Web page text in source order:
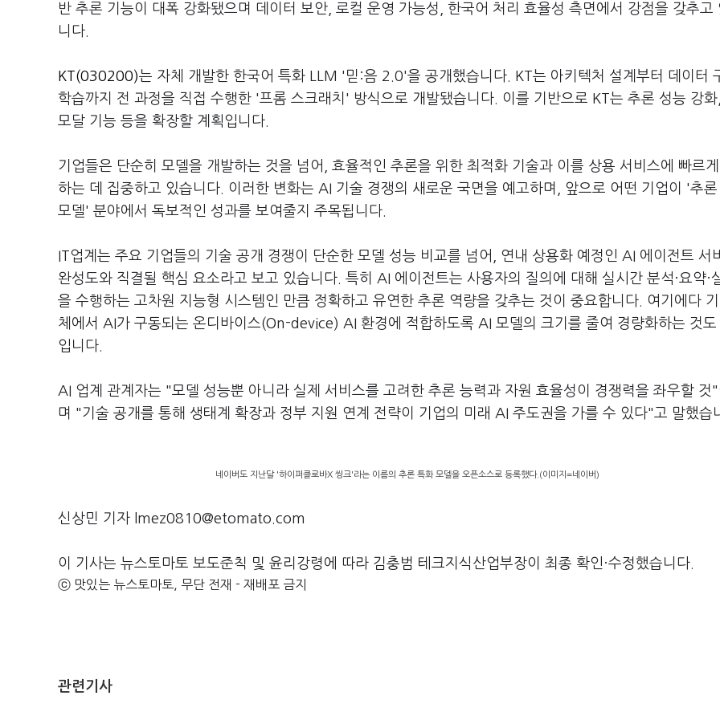
반 추론 기능이 대폭 강화됐으며 데이터 보안, 로컬 운영 가능성, 한국어 처리 효율성 측면에서 강점을 갖추고
니다.
KT(030200)는 자체 개발한 한국어 특화 LLM '믿:음 2.0'을 공개했습니다. KT는 아키텍처 설계부터 데이터
학습까지 전 과정을 직접 수행한 '프롬 스크래치' 방식으로 개발됐습니다. 이를 기반으로 KT는 추론 성능 강
모달 기능 등을 확장할 계획입니다.
기업들은 단순히 모델을 개발하는 것을 넘어, 효율적인 추론을 위한 최적화 기술과 이를 상용 서비스에 빠르
하는 데 집중하고 있습니다. 이러한 변화는 AI 기술 경쟁의 새로운 국면을 예고하며, 앞으로 어떤 기업이 '추
모델' 분야에서 독보적인 성과를 보여줄지 주목됩니다.
IT업계는 주요 기업들의 기술 공개 경쟁이 단순한 모델 성능 비교를 넘어, 연내 상용화 예정인 AI 에이전트 서
완성도와 직결될 핵심 요소라고 보고 있습니다. 특히 AI 에이전트는 사용자의 질의에 대해 실시간 분석·요약·
을 수행하는 고차원 지능형 시스템인 만큼 정확하고 유연한 추론 역량을 갖추는 것이 중요합니다. 여기에다
체에서 AI가 구동되는 온디바이스(On-device) AI 환경에 적합하도록 AI 모델의 크기를 줄여 경량화하는 것도
입니다.
AI 업계 관계자는 "모델 성능뿐 아니라 실제 서비스를 고려한 추론 능력과 자원 효율성이 경쟁력을 좌우할 것
며 "기술 공개를 통해 생태계 확장과 정부 지원 연계 전략이 기업의 미래 AI 주도권을 가를 수 있다"고 말했습
네이버도 지난달 '하이퍼클로바X 씽크'라는 이름의 추론 특화 모델을 오픈소스로 등록했다.(이미지=네이버)
신상민 기자 lmez0810@etomato.com
이 기사는 뉴스토마토 보도준칙 및 윤리강령에 따라 김충범 테크지식산업부장이 최종 확인·수정했습니다.
ⓒ 맛있는 뉴스토마토, 무단 전재 - 재배포 금지
관련기사